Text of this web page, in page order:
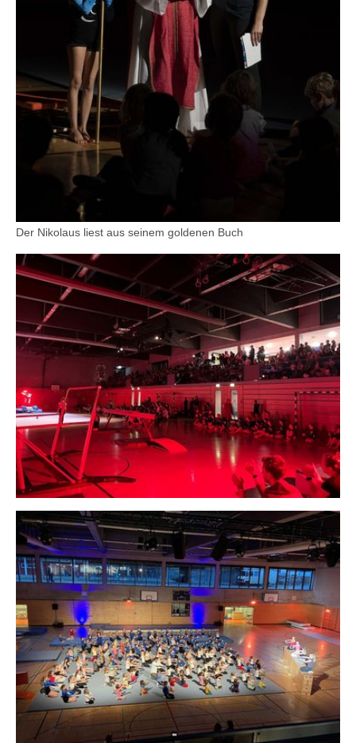
Der Nikolaus liest aus seinem goldenen Buch